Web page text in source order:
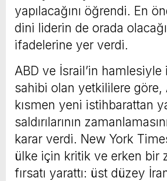
yapılacağını öğrendi. En
dini liderin de orada
ifadelerine yer verdi.
ABD ve İsrail’in
sahibi olan yetkililere göre,
kısmen yeni istihbarattan
saldırılarının
karar verdi. New York
ülke için kritik ve erken bir
fırsatı yarattı: üst düzey